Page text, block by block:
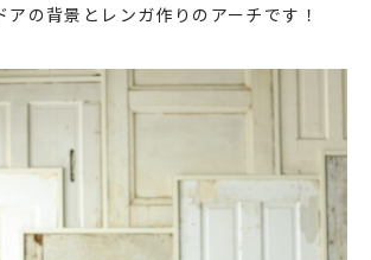
アの背景とレンガ作りのアーチです！